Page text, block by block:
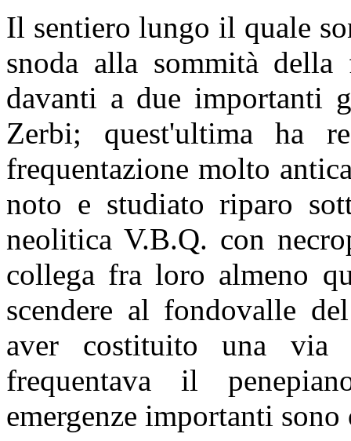
Il sentiero lungo il quale
snoda alla sommità
davanti a due importanti
Zerbi; quest'ultima ha
frequentazione molto
noto e studiato riparo
neolitica V.B.Q. con
collega fra loro almeno
scendere al fondovalle
aver costituito una via
frequentava il
emergenze importanti